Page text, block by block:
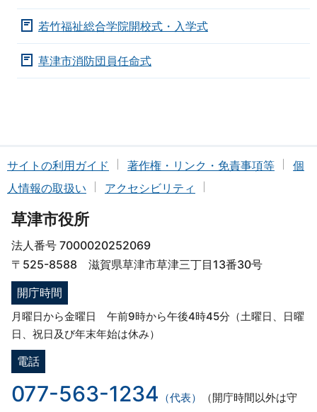
若竹福祉総合学院開校式・入学式
草津市消防団員任命式
サイトの利用ガイド 著作権・リンク・免責事項等
個
人情報の取扱い
アクセシビリティ
草津市役所
法人番号 7000020252069
〒525-8588 滋賀県草津市草津三丁目13番30号
開庁時間
月曜日から金曜日 午前9時から午後4時45分（土曜日、日曜
日、祝日及び年末年始は休み）
電話
077-563-1234 （代表） （開庁時間以外は守